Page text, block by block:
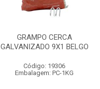
GRAMPO CERCA
GALVANIZADO 9X1 BELGO
Código: 19306
Embalagem: PC-1KG